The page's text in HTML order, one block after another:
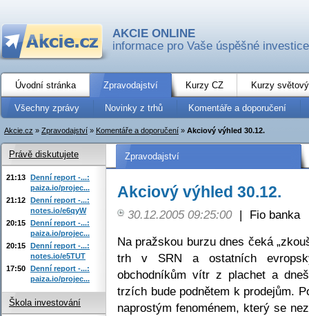
AKCIE ONLINE
informace pro Vaše úspěšné investice
Úvodní stránka Zpravodajství Kurzy CZ Kurzy
Všechny zprávy Novinky z trhů Komentáře a doporučení
Akcie.cz » Zpravodajství » Komentáře a doporučení » Akciový výhled 30.12.
Zpravodajství
Akciový výhled 30.12.
30.12.2005 09:25:00 |
Fio banka
Na pražskou burzu dnes čeká
trh v SRN a ostatních
obchodníkům vítr z plachet a
trzích bude podnětem k prodejům.
naprostým fenoménem, který se
Právě diskutujete
21:13 Denní report -...:
paiza.io/projec...
21:12 Denní report -...:
notes.io/e6qyW
20:15 Denní report -...:
paiza.io/projec...
20:15 Denní report -...:
notes.io/e5TUT
17:50 Denní report -...:
paiza.io/projec...
Škola investování